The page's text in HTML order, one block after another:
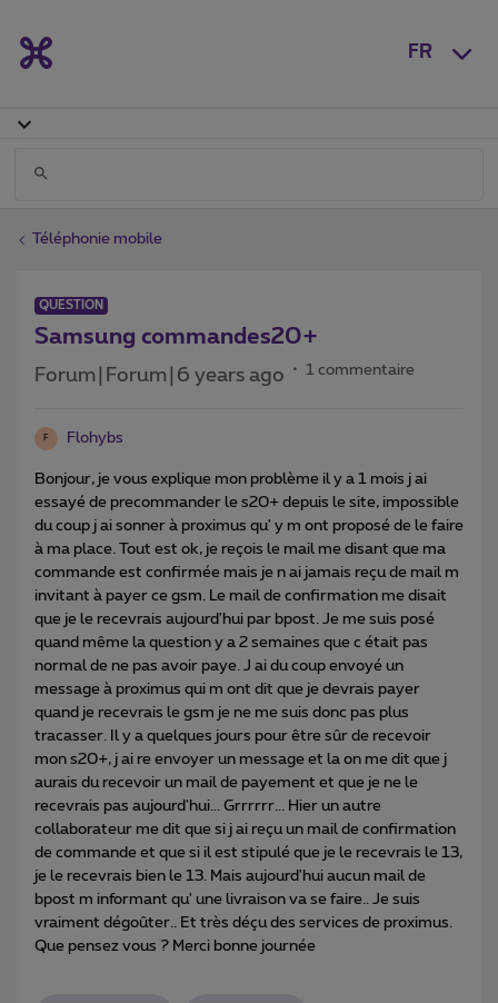
FR
Téléphonie mobile
QUESTION
Samsung commandes20+
Forum|Forum|6 years ago 1 commentaire
F Flohybs
Bonjour, je vous explique mon problème il y a 1 mois j ai
essayé de precommander le s20+ depuis le site, impossible
du coup j ai sonner à proximus qu' y m ont proposé de le faire
à ma place. Tout est ok, je reçois le mail me disant que ma
commande est confirmée mais je n ai jamais reçu de mail m
invitant à payer ce gsm. Le mail de confirmation me disait
que je le recevrais aujourd'hui par bpost. Je me suis posé
quand même la question y a 2 semaines que c était pas
normal de ne pas avoir paye. J ai du coup envoyé un
message à proximus qui m ont dit que je devrais payer
quand je recevrais le gsm je ne me suis donc pas plus
tracasser. Il y a quelques jours pour être sûr de recevoir
mon s20+, j ai re envoyer un message et la on me dit que j
aurais du recevoir un mail de payement et que je ne le
recevrais pas aujourd'hui... Grrrrrr... Hier un autre
collaborateur me dit que si j ai reçu un mail de confirmation
de commande et que si il est stipulé que je le recevrais le 13,
je le recevrais bien le 13. Mais aujourd'hui aucun mail de
bpost m informant qu' une livraison va se faire.. Je suis
vraiment dégoûter.. Et très déçu des services de proximus.
Que pensez vous ? Merci bonne journée